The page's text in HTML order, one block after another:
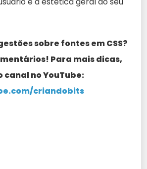
sobre fontes em CSS?
Para mais dicas,
canal no YouTube:
criandobits